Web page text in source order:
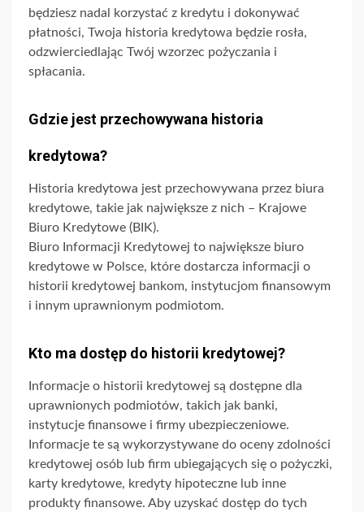
będziesz nadal korzystać z kredytu i dokonywać
płatności, Twoja historia kredytowa będzie rosła,
odzwierciedlając Twój wzorzec pożyczania i
spłacania.
Gdzie jest przechowywana historia
kredytowa?
Historia kredytowa jest przechowywana przez biura
kredytowe, takie jak największe z nich – Krajowe
Biuro Kredytowe (BIK).
Biuro Informacji Kredytowej to największe biuro
kredytowe w Polsce, które dostarcza informacji o
historii kredytowej bankom, instytucjom finansowym
i innym uprawnionym podmiotom.
Kto ma dostęp do historii kredytowej?
Informacje o historii kredytowej są dostępne dla
uprawnionych podmiotów, takich jak banki,
instytucje finansowe i firmy ubezpieczeniowe.
Informacje te są wykorzystywane do oceny zdolności
kredytowej osób lub firm ubiegających się o pożyczki,
karty kredytowe, kredyty hipoteczne lub inne
produkty finansowe. Aby uzyskać dostęp do tych